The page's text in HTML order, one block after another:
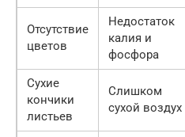
Отсутствие
цветов
Недостаток
калия и
фосфора
Сухие
кончики
листьев
Слишком
сухой воздух